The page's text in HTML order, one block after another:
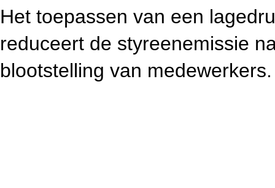
Het toepassen van een
reduceert de styreenemissie
blootstelling van medewerkers.